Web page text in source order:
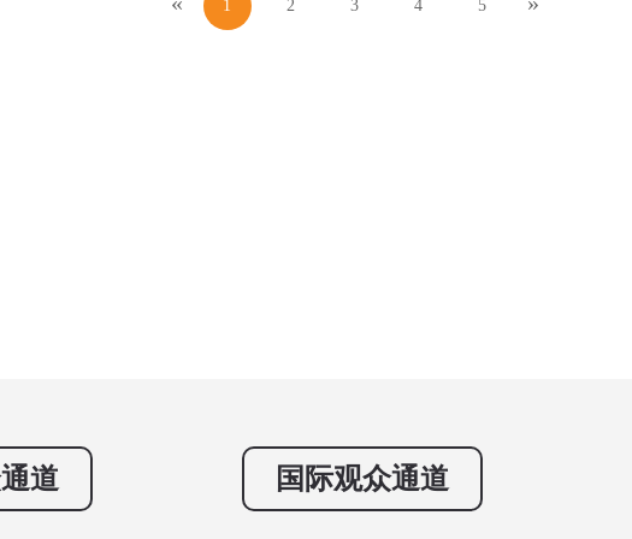
1 2 3 4 5
道 国际观众通道